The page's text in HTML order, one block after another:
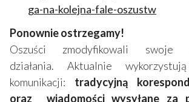
ga-na-kolejna-fale-oszustw
Ponownie ostrzegamy!
Oszuści zmodyfikowali swoje
działania. Aktualnie
komunikacji: tradycyjną
oraz wiadomości wysyłane za